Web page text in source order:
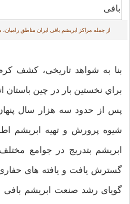
از جمله مراکز ابریشم بافی ایران مناطق
بنا به شواهد تاريخی، كشف
براي نخستين بار در چين باستان
پس از حدود سه هزار سال
شيوه پرورش و تهيه ابريشم
ابريشم بتدريج در جوامع
گسترش يافت و يافته های
گويای رشد صنعت ابریشم بافی